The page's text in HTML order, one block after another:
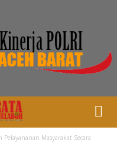
Pelayananan Masyarakat Secara